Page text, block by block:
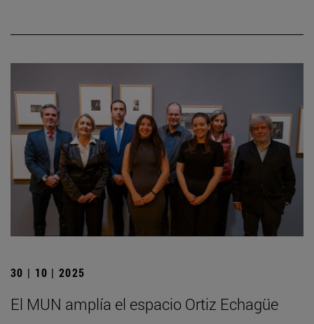
30 | 10 | 2025
El MUN amplía el espacio Ortiz Echagüe